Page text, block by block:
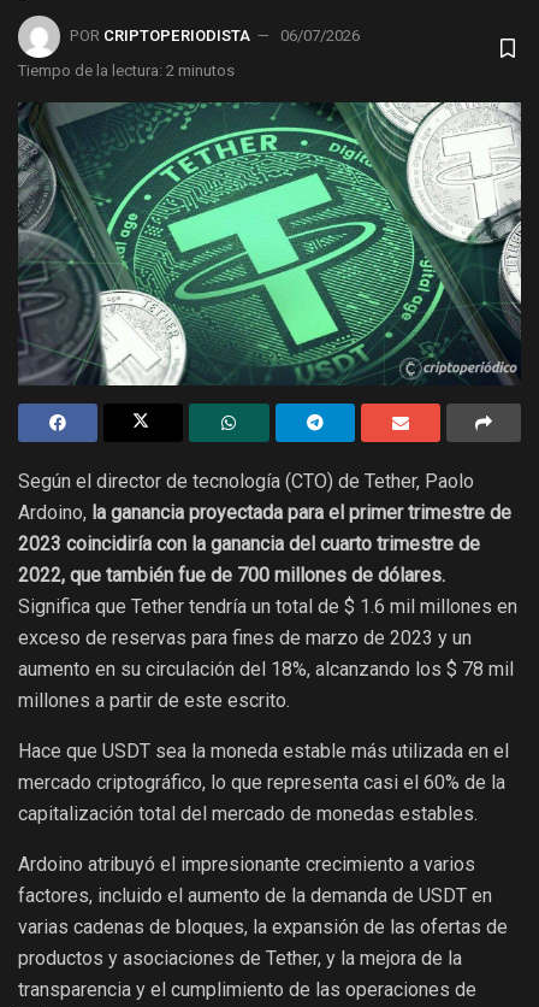
POR CRIPTOPERIODISTA
06/07/2026
Tiempo de la lectura: 2 minutos
Según el director de tecnología (CTO) de Tether, Paolo
Ardoino, la ganancia proyectada para el primer trimestre de
2023 coincidiría con la ganancia del cuarto trimestre de
2022, que también fue de 700 millones de dólares.
Significa que Tether tendría un total de $ 1.6 mil millones en
exceso de reservas para fines de marzo de 2023 y un
aumento en su circulación del 18%, alcanzando los $ 78 mil
millones a partir de este escrito.
Hace que USDT sea la moneda estable más utilizada en el
mercado criptográfico, lo que representa casi el 60% de la
capitalización total del mercado de monedas estables.
Ardoino atribuyó el impresionante crecimiento a varios
factores, incluido el aumento de la demanda de USDT en
varias cadenas de bloques, la expansión de las ofertas de
productos y asociaciones de Tether, y la mejora de la
transparencia y el cumplimiento de las operaciones de